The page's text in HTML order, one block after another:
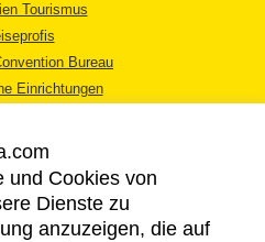
Tourismus
Bureau
Einrichtungen
und Cookies von
Dienste zu
anzuzeigen, die auf